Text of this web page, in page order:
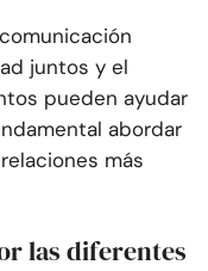
juntos y el
pueden ayudar
abordar
más
las diferentes